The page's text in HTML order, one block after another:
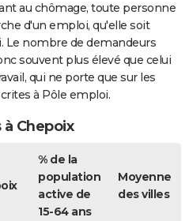
au chômage, toute personne
d'un emploi, qu'elle soit
Le nombre de demandeurs
souvent plus élevé que celui
qui ne porte que sur les
à Pôle emploi.
Chepoix
% de la
population
active de
15-64 ans
Moyenne
des villes